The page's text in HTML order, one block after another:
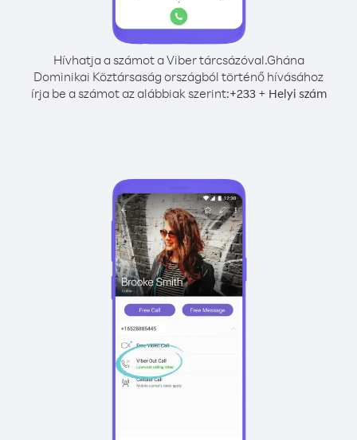
Hívhatja a számot a Viber tárcsázóval.Ghána
Dominikai Köztársaság országból történő hívásához
írja be a számot az alábbiak szerint:+233+ Helyi szám